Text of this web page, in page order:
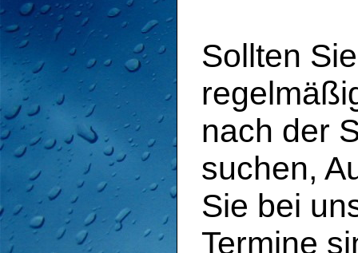
Sollten
nach der
suchen,
Sie bei
Termine